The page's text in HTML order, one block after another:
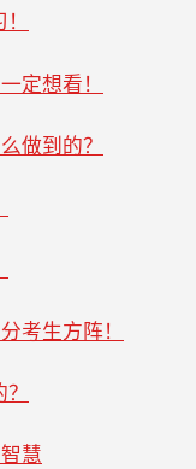
定想看！
做到的？
考生方阵！
慧